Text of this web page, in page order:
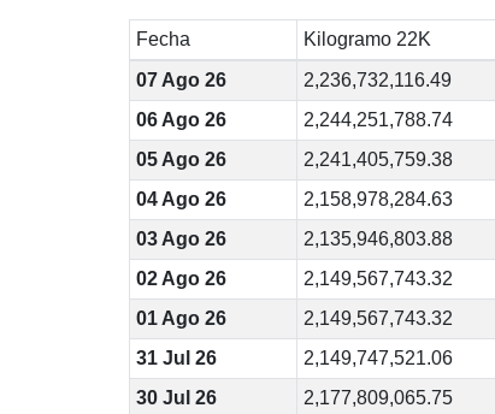
Fecha
Kilogramo 22K
07 Ago 26
2,236,732,116.49
06 Ago 26
2,244,251,788.74
05 Ago 26
2,241,405,759.38
04 Ago 26
2,158,978,284.63
03 Ago 26
2,135,946,803.88
02 Ago 26
2,149,567,743.32
01 Ago 26
2,149,567,743.32
31 Jul 26
2,149,747,521.06
30 Jul 26
2,177,809,065.75